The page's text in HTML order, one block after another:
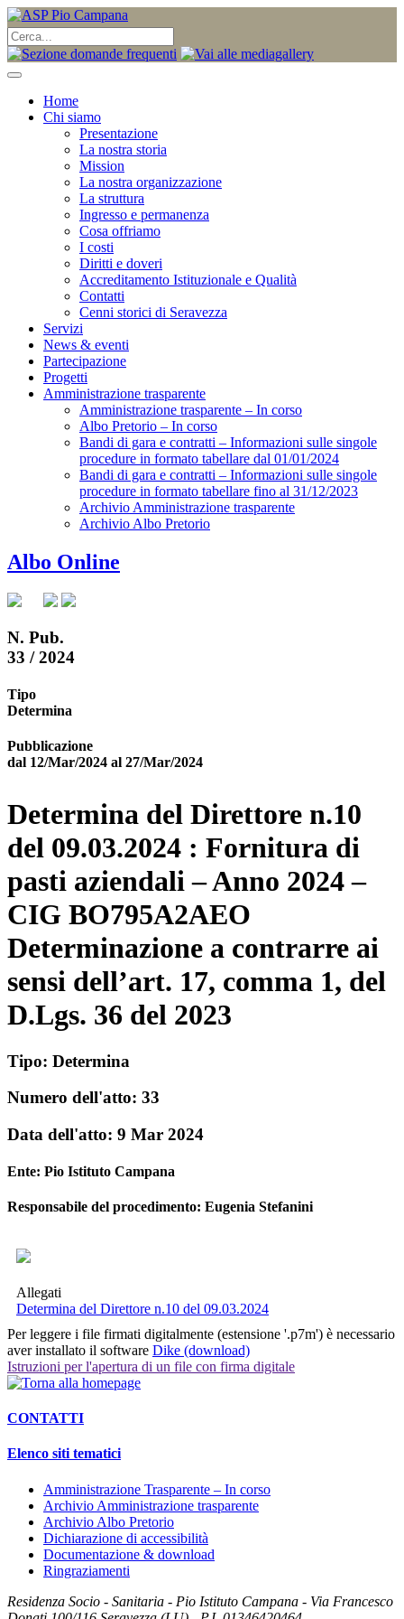
Home
Chi siamo
Presentazione
La nostra storia
Mission
La nostra organizzazione
La struttura
Ingresso e permanenza
Cosa offriamo
I costi
Diritti e doveri
Accreditamento Istituzionale e Qualità
Contatti
Cenni storici di Seravezza
Servizi
News & eventi
Partecipazione
Progetti
Amministrazione trasparente
Amministrazione trasparente – In corso
Albo Pretorio – In corso
Bandi di gara e contratti – Informazioni sulle singole
procedure in formato tabellare dal 01/01/2024
Bandi di gara e contratti – Informazioni sulle singole
procedure in formato tabellare fino al 31/12/2023
Archivio Amministrazione trasparente
Archivio Albo Pretorio
Albo Online
N. Pub.
33 / 2024
Tipo
Determina
Pubblicazione
dal 12/Mar/2024 al 27/Mar/2024
Determina del Direttore n.10
del 09.03.2024 : Fornitura di
pasti aziendali – Anno 2024 –
CIG BO795A2AEO
Determinazione a contrarre ai
sensi dell’art. 17, comma 1, del
D.Lgs. 36 del 2023
Tipo: Determina
Numero dell'atto: 33
Data dell'atto: 9 Mar 2024
Ente: Pio Istituto Campana
Responsabile del procedimento: Eugenia Stefanini
Allegati
Determina del Direttore n.10 del 09.03.2024
Per leggere i file firmati digitalmente (estensione '.p7m') è necessario
aver installato il software Dike (download)
Istruzioni per l'apertura di un file con firma digitale
CONTATTI
Elenco siti tematici
Amministrazione Trasparente – In corso
Archivio Amministrazione trasparente
Archivio Albo Pretorio
Dichiarazione di accessibilità
Documentazione & download
Ringraziamenti
Residenza Socio - Sanitaria - Pio Istituto Campana - Via Francesco